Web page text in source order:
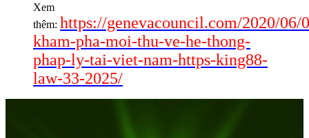
Xem
thêm: https://genevacouncil.com/2020/06/
kham-pha-moi-thu-ve-he-thong-
phap-ly-tai-viet-nam-https-king88-
law-33-2025/